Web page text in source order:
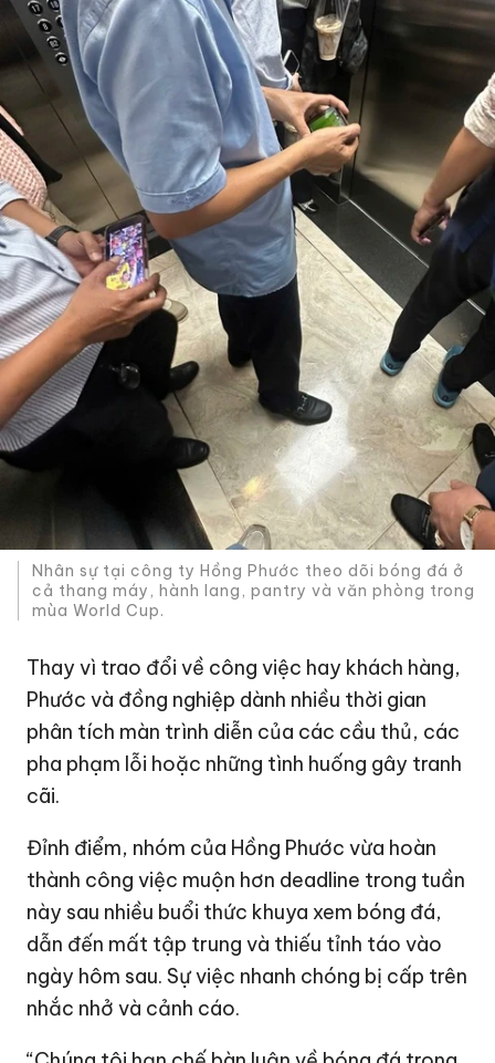
Nhân sự tại công ty Hồng Phước theo dõi bóng đá ở
cả thang máy, hành lang, pantry và văn phòng trong
mùa World Cup.
Thay vì trao đổi về công việc hay khách hàng,
Phước và đồng nghiệp dành nhiều thời gian
phân tích màn trình diễn của các cầu thủ, các
pha phạm lỗi hoặc những tình huống gây tranh
cãi.
Đỉnh điểm, nhóm của Hồng Phước vừa hoàn
thành công việc muộn hơn deadline trong tuần
này sau nhiều buổi thức khuya xem bóng đá,
dẫn đến mất tập trung và thiếu tỉnh táo vào
ngày hôm sau. Sự việc nhanh chóng bị cấp trên
nhắc nhở và cảnh cáo.